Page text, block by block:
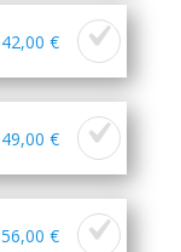
42,00 €
49,00 €
56,00 €